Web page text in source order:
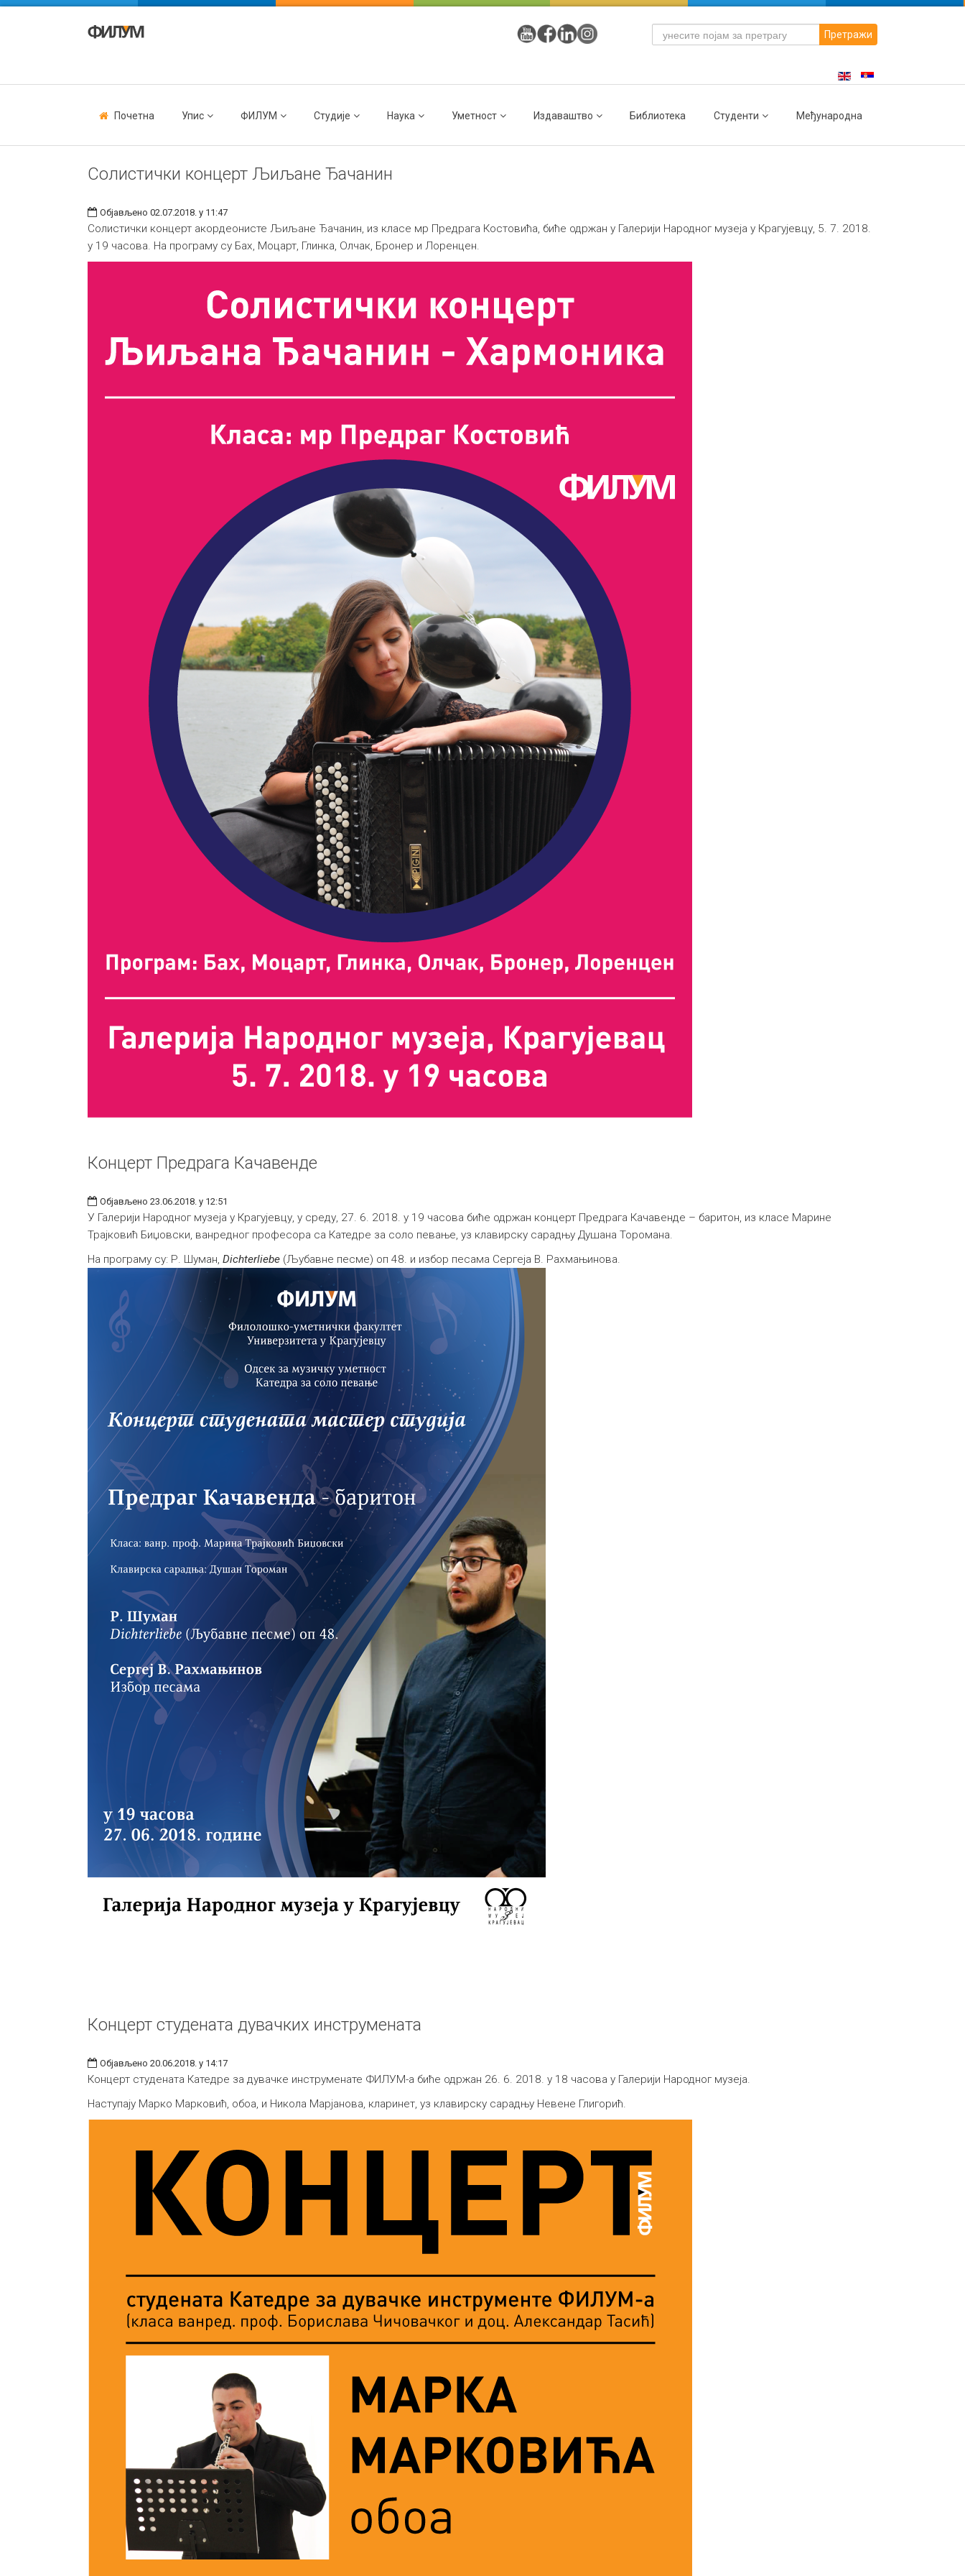
Претражи
Почетна Упис ФИЛУМ Студије Наука Уметност Издаваштво Библиотека Студенти Међународна
Солистички концерт Љиљане Ђачанин
Објављено 02.07.2018. у 11:47
Солистички концерт акордеонисте Љиљане Ђачанин, из класе мр Предрага Костовића, биће одржан у Галерији Народног музеја у Крагујевцу, 5. 7. 2018.
у 19 часова. На програму су Бах, Моцарт, Глинка, Олчак, Бронер и Лоренцен.
Концерт Предрага Качавенде
Објављено 23.06.2018. у 12:51
У Галерији Народног музеја у Крагујевцу, у среду, 27. 6. 2018. у 19 часова биће одржан концерт Предрага Качавенде – баритон, из класе Марине
Трајковић Биџовски, ванредног професора са Катедре за соло певање, уз клавирску сарадњу Душана Торомана.
На програму су: Р. Шуман, Dichterliebe (Љубавне песме) оп 48. и избор песама Сергеја В. Рахмањинова.
Концерт студената дувачких инструмената
Објављено 20.06.2018. у 14:17
Концерт студената Катедре за дувачке инструменате ФИЛУМ-а биће одржан 26. 6. 2018. у 18 часова у Галерији Народног музеја.
Наступају Марко Марковић, обоа, и Никола Марјановa, кларинет, уз клавирску сарадњу Невене Глигорић.